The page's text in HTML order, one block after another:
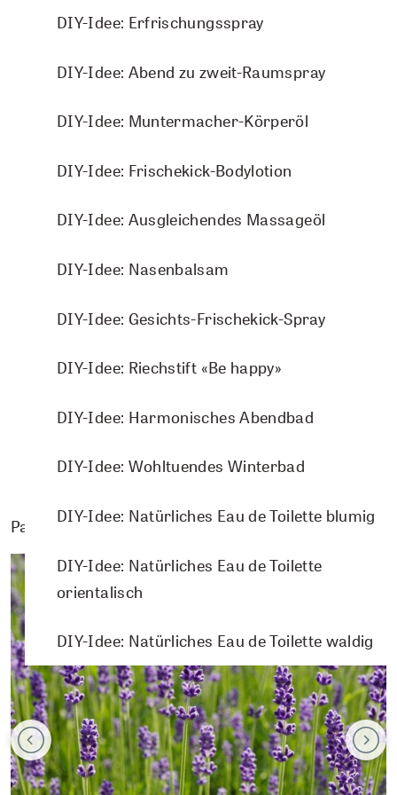
DIY-Idee: Erfrischungsspray
DIY-Idee: Abend zu zweit-Raumspray
DIY-Idee: Muntermacher-Körperöl
DIY-Idee: Frischekick-Bodylotion
DIY-Idee: Ausgleichendes Massageöl
DIY-Idee: Nasenbalsam
DIY-Idee: Gesichts-Frischekick-Spray
DIY-Idee: Riechstift «Be happy»
DIY-Idee: Harmonisches Abendbad
DIY-Idee: Wohltuendes Winterbad
DIY-Idee: Natürliches Eau de Toilette blumig
DIY-Idee: Natürliches Eau de Toilette
orientalisch
DIY-Idee: Natürliches Eau de Toilette waldig
5 ml
CHF 8.50
IN DEN WARENKORB
Passende Pflanzenporträts